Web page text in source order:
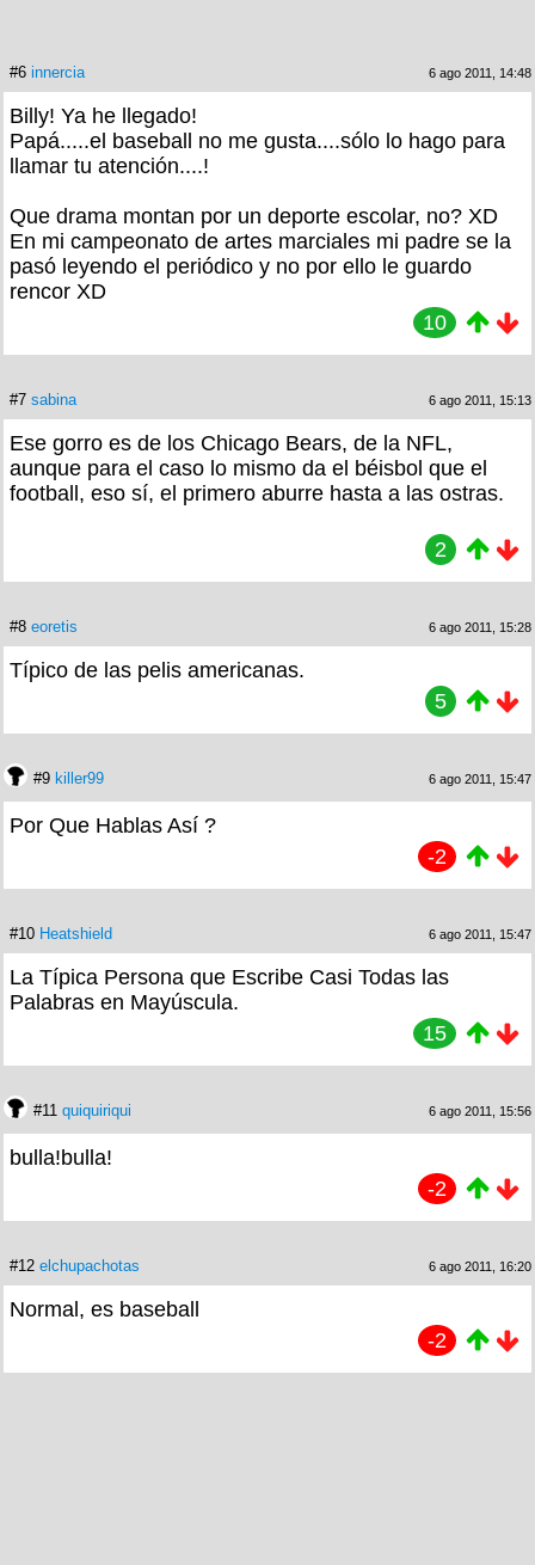
#6 innercia 6 ago 2011, 14:48
Billy! Ya he llegado!
Papá.....el baseball no me gusta....sólo lo hago para
llamar tu atención....!
Que drama montan por un deporte escolar, no? XD
En mi campeonato de artes marciales mi padre se la
pasó leyendo el periódico y no por ello le guardo
rencor XD
10
#7 sabina 6 ago 2011, 15:13
Ese gorro es de los Chicago Bears, de la NFL,
aunque para el caso lo mismo da el béisbol que el
football, eso sí, el primero aburre hasta a las ostras.
2
#8 eoretis 6 ago 2011, 15:28
Típico de las pelis americanas.
5
#9 killer99 6 ago 2011, 15:47
Por Que Hablas Así ?
-2
#10 Heatshield 6 ago 2011, 15:47
La Típica Persona que Escribe Casi Todas las
Palabras en Mayúscula.
15
#11 quiquiriqui 6 ago 2011, 15:56
bulla!bulla!
-2
#12 elchupachotas 6 ago 2011, 16:20
Normal, es baseball
-2